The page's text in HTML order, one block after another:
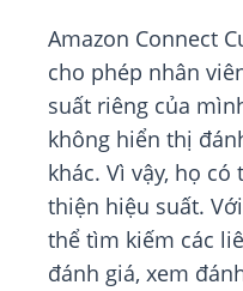
Amazon Connect
cho phép nhân
suất riêng của
không hiển thị
khác. Vì vậy, họ
thiện hiệu suất.
thể tìm kiếm các
đánh giá, xem